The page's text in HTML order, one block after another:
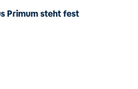
Primum steht fest